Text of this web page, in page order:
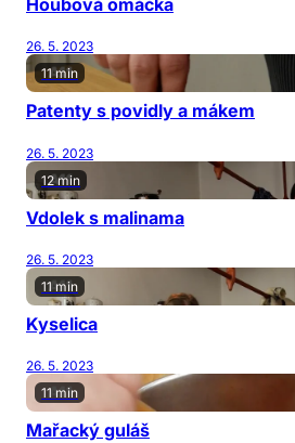
Houbová omáčka
26. 5. 2023
11 min
Patenty s povidly a mákem
26. 5. 2023
12 min
Vdolek s malinama
26. 5. 2023
11 min
Kyselica
26. 5. 2023
11 min
Mařacký guláš